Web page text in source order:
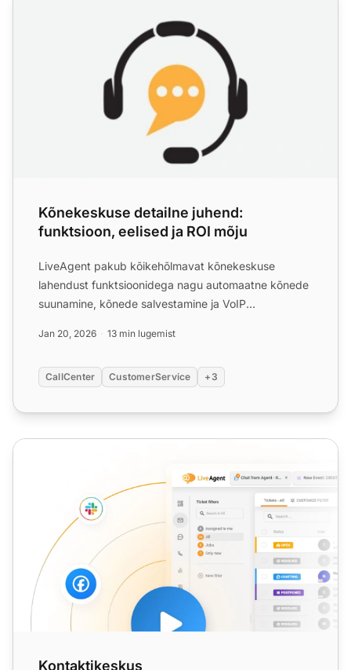
Kõnekeskuse detailne juhend:
funktsioon, eelised ja ROI mõju
LiveAgent pakub kõikehõlmavat kõnekeskuse
lahendust funktsioonidega nagu automaatne kõnede
suunamine, kõnede salvestamine ja VoIP
Jan 20, 2026 13 min lugemist
CallCenter CustomerService +3
Kontaktikeskus
Kontaktikeskus